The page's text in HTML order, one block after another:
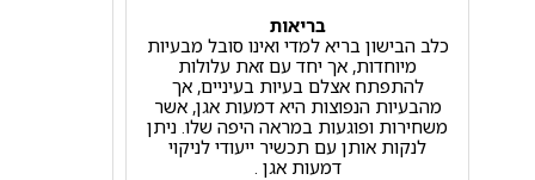
בריאות
כלב הבישון בריא למדי ואינו סובל מבעיות
מיוחדות, אך יחד עם זאת עלולות
להתפתח אצלם בעיות בעיניים, אך
מהבעיות הנפוצות היא דמעות אגן, אשר
משחירות ופוגעות במראה היפה שלו. ניתן
לנקות אותן עם תכשיר ייעודי לניקוי
דמעות אגן .